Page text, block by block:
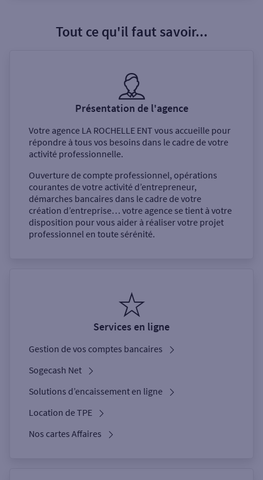
Tout ce qu'il faut savoir...
Présentation de l'agence
Votre agence LA ROCHELLE ENT vous accueille pour
répondre à tous vos besoins dans le cadre de votre
activité professionnelle.
Ouverture de compte professionnel, opérations
courantes de votre activité d’entrepreneur,
démarches bancaires dans le cadre de votre
création d’entreprise… votre agence se tient à votre
disposition pour vous aider à réaliser votre projet
professionnel en toute sérénité.
Services en ligne
Gestion de vos comptes bancaires
Sogecash Net
Solutions d’encaissement en ligne
Location de TPE
Nos cartes Affaires